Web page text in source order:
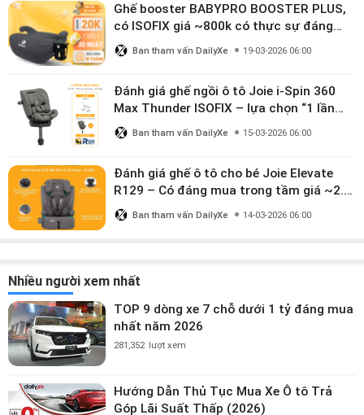
Ghế booster BABYPRO BOOSTER PLUS,
có ISOFIX giá ~800k có thực sự đáng
mua?
Ban tham vấn DailyXe 19-03-2026 06:00
Đánh giá ghế ngồi ô tô Joie i-Spin 360
Max Thunder ISOFIX – lựa chọn “1 lần
dùng đến 12 năm” có đáng giá gần 9
triệu?
Ban tham vấn DailyXe 15-03-2026 06:00
Đánh giá ghế ô tô cho bé Joie Elevate
R129 – Có đáng mua trong tầm giá ~2.8
triệu?
Ban tham vấn DailyXe 14-03-2026 06:00
Nhiều người xem nhất
TOP 9 dòng xe 7 chỗ dưới 1 tỷ đáng mua
nhất năm 2026
281,352 lượt xem
Hướng Dẫn Thủ Tục Mua Xe Ô tô Trả
Góp Lãi Suất Thấp (2026)